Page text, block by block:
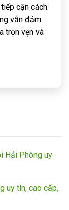
cận cách
vẫn đảm
trọn vẹn và
Hải Phòng uy
uy tín, cao cấp,